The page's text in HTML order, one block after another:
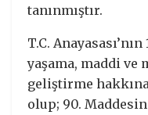
tanınmıştır.
T.C.
yaşama, maddi ve
geliştirme
olup; 90.